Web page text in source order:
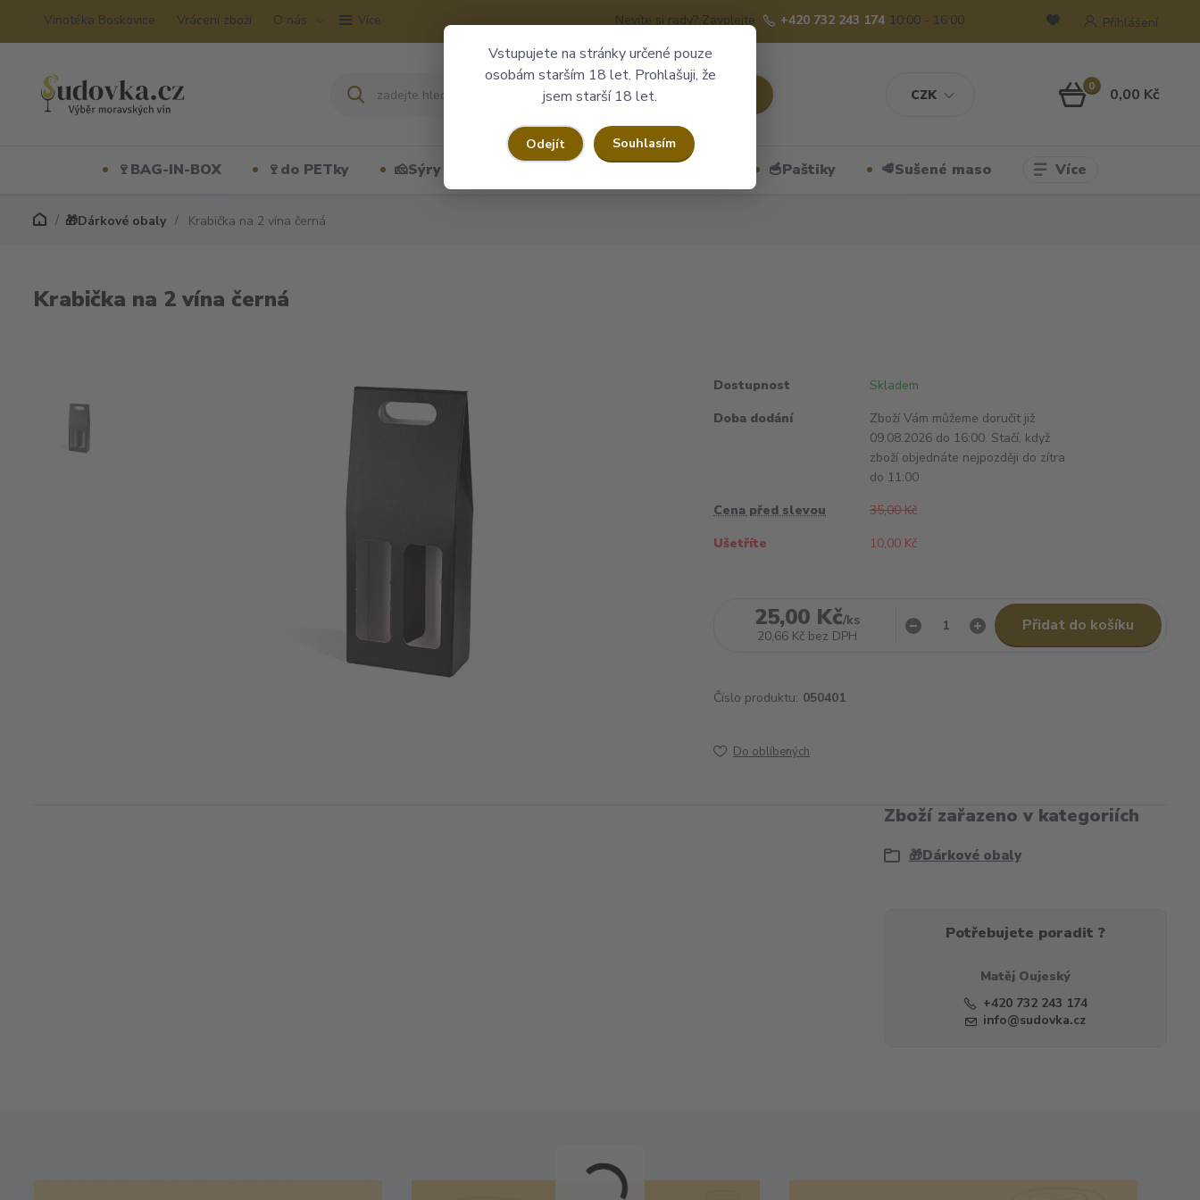
Vstupujete na stránky určené pouze
osobám starším 18 let. Prohlašuji, že
jsem starší 18 let.
Odejít Souhlasím
Vinotéka Boskovice Vrácení zboží O nás Více
CZK
Přihlášení
Nevíte si rady? Zavolejte. +420 732 243 174 10:00 - 16:00
0 0,00 Kč
🍷BAG-IN-BOX 🍷do PETky 🧀Sýry 🥣Paštiky 🥩Sušené maso Více
🎁Dárkové obaly Krabička na 2 vína černá
Krabička na 2 vína černá
Dostupnost
Skladem
Doba dodání
Zboží Vám můžeme doručit již
09.08.2026 do 16:00. Stačí, když
zboží objednáte nejpozději do zítra
do 11:00
Cena před slevou
35,00 Kč
Ušetříte
10,00 Kč
25,00 Kč/ks
20,66 Kč bez DPH
Přidat do košíku
Číslo produktu: 050401
Do oblíbených
Zboží zařazeno v kategoriích
🎁Dárkové obaly
Potřebujete poradit ?
Matěj Oujeský
+420 732 243 174
info@sudovka.cz